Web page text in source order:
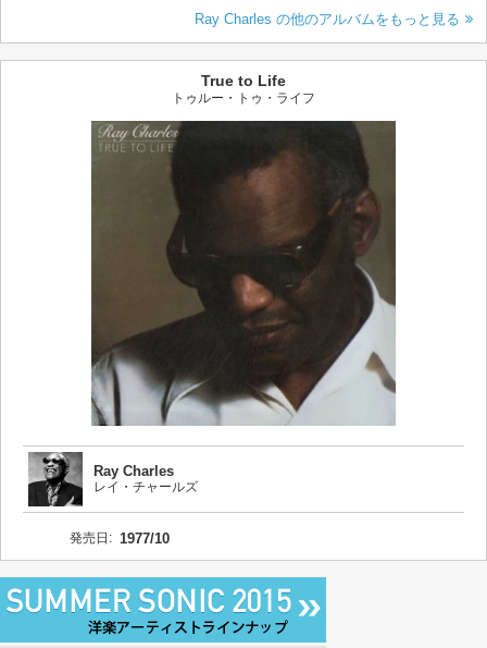
Ray Charles の他のアルバムをもっと見る
True to Life
トゥルー・トゥ・ライフ
Ray Charles
レイ・チャールズ
発売日: 1977/10